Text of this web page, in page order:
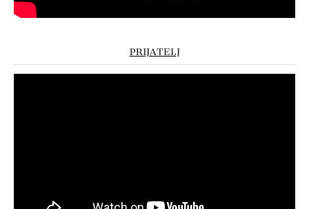
PRIJATELJ